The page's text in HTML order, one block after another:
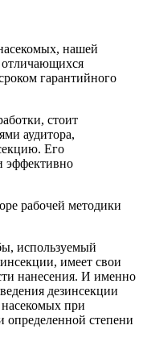
нашей
отличающихся
гарантийного
стоит
аудитора,
Его
эффективно
рабочей методики
используемый
имеет свои
нанесения. И именно
дезинсекции
при
определенной степени